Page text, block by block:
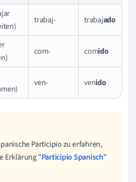
trabaj- trabajado
com- comido
ven- venido
Participio zu erfahren,
Erklärung "Participio Spanisch"